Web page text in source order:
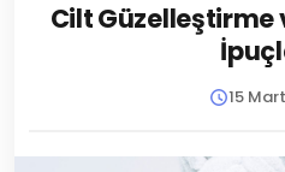
Cilt Güzelleştirme
15